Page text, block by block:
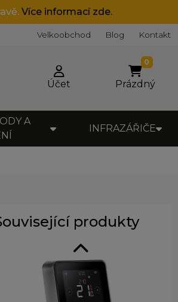
Více informací zde.
Velkoobchod Blog Kontakt
Účet
0
Prázdný
A
INFRAZÁŘIČE
produkty